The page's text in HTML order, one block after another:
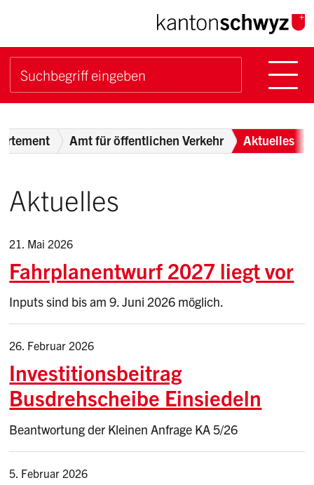
Navigieren im Kanton
Schnellnavigation
Suchbegriff
Breadcrumb
Amt für öffentlichen Verkehr Aktuelles
Aktuelles
Fahrplanentwurf 2027 liegt vor
21. Mai 2026
Inputs sind bis am 9. Juni 2026 möglich.
Investitionsbeitrag
Busdrehscheibe Einsiedeln
26. Februar 2026
Beantwortung der Kleinen Anfrage KA 5/26
5. Februar 2026